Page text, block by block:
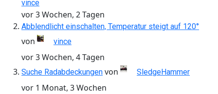
vince
vor 3 Wochen, 2 Tagen
Abblendlicht einschalten, Temperatur steigt auf 120°
von vince
vor 3 Wochen, 4 Tagen
Suche Radabdeckungen von SledgeHammer
vor 1 Monat, 3 Wochen